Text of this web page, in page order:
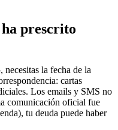
prescrito
necesitas la fecha de la
cartas
Los emails y SMS no
comunicación oficial fue
tu deuda puede haber